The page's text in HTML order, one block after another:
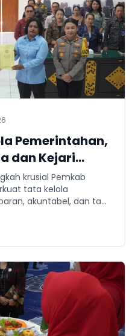
Pemerintahan,
dan Kejari
Kerja Sama
krusial Pemkab
tata kelola
akuntabel, dan taat
yakni pemberian